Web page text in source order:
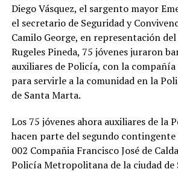
Diego Vásquez, el sargento mayor
el secretario de Seguridad y
Camilo George, en representación
Rugeles Pineda, 75 jóvenes juraron
auxiliares de Policía, con la compañía
para servirle a la comunidad en la
de Santa Marta.
Los 75 jóvenes ahora auxiliares de la
hacen parte del segundo contingente
002 Compañia Francisco José de
Policía Metropolitana de la ciudad de